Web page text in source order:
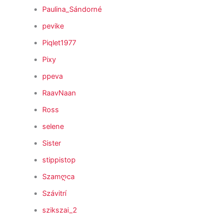
Paulina_Sándorné
pevike
Piqlet1977
Pixy
ppeva
RaavNaan
Ross
selene
Sister
stippistop
Szamღca
Szávitrí
szikszai_2